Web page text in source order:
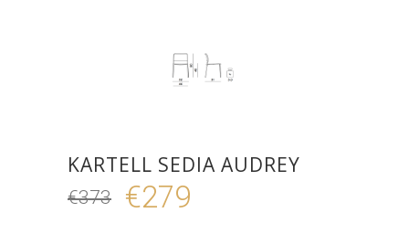
KARTELL SEDIA AUDREY
€373
Il
€279